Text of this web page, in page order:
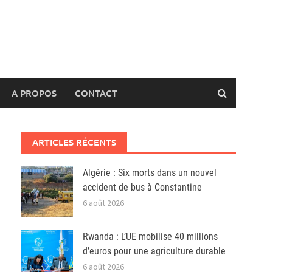
A PROPOS CONTACT
ARTICLES RÉCENTS
Algérie : Six morts dans un nouvel
accident de bus à Constantine
6 août 2026
Rwanda : L’UE mobilise 40 millions
d’euros pour une agriculture durable
6 août 2026